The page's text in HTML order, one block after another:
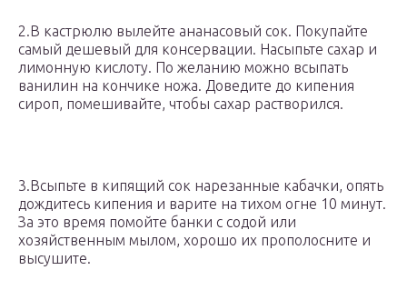
2.В кастрюлю вылейте ананасовый сок. Покупайте
самый дешевый для консервации. Насыпьте сахар и
лимонную кислоту. По желанию можно всыпать
ванилин на кончике ножа. Доведите до кипения
сироп, помешивайте, чтобы сахар растворился.
3.Всыпьте в кипящий сок нарезанные кабачки, опять
дождитесь кипения и варите на тихом огне 10 минут.
За это время помойте банки с содой или
хозяйственным мылом, хорошо их прополосните и
высушите.